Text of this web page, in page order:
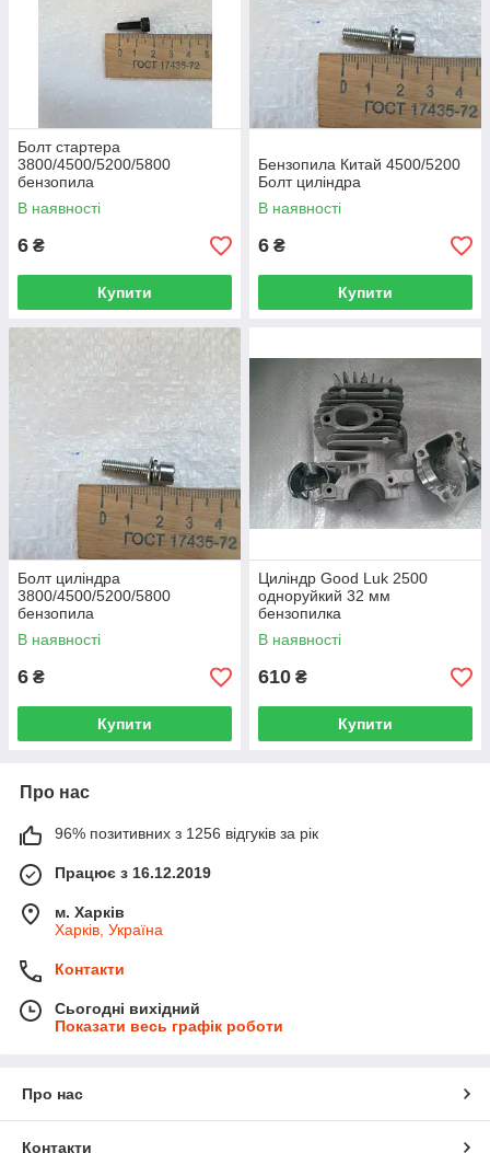
Болт стартера
3800/4500/5200/5800
бензопила
В наявності
6 ₴
Купити
Бензопила Китай 4500/5200
Болт циліндра
В наявності
6 ₴
Купити
Болт циліндра
3800/4500/5200/5800
бензопила
В наявності
6 ₴
Купити
Циліндр Good Luk 2500
одноруйкий 32 мм
бензопилка
В наявності
610 ₴
Купити
Про нас
96% позитивних з 1256 відгуків за рік
Працює з 16.12.2019
м. Харків
Харків, Україна
Контакти
Сьогодні вихідний
Показати весь графік роботи
Про нас
Контакти